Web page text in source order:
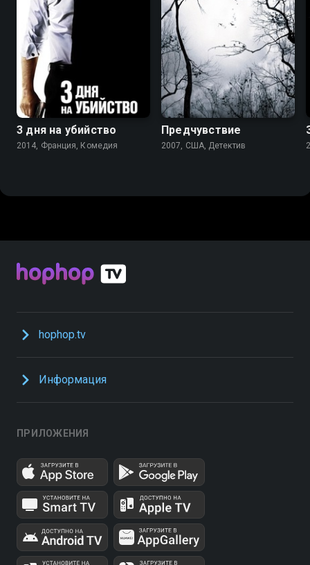
6.6 6.2
3 дня на убийство
2014, Франция, Комедия
7.3 5.9
Предчувствие
2007, США, Детектив
hophop.tv
Информация
ПРИЛОЖЕНИЯ